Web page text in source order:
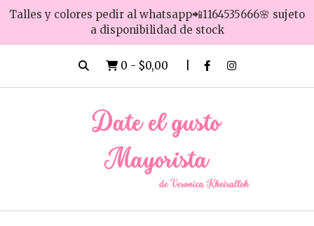
Talles y colores pedir al whatsapp📲1164535666🌸 sujeto
a disponibilidad de stock
0 - $0,00